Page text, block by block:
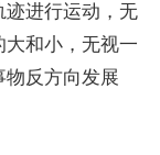
迹进行运动，无
大和小，无视一
反方向发展